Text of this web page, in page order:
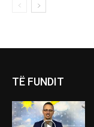
TË FUNDIT